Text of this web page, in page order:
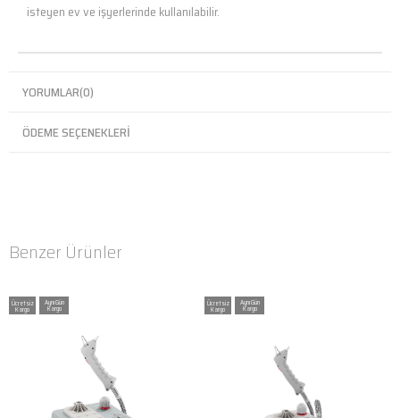
isteyen ev ve işyerlerinde kullanılabilir.
YORUMLAR(0)
ÖDEME SEÇENEKLERI
Benzer Ürünler
Ücretsiz
Kargo
Ücretsiz
Kargo